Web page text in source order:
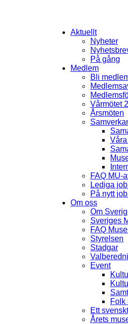
Aktuellt
Nyheter
På gång
Medlem
Bli
Vårmötet
Årsmöten
FAQ MU-
Lediga
På nytt
Om oss
Om
Sveriges
FAQ
Styrelsen
Stadgar
Event
Folk
Ett
Årets